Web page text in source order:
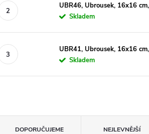
UBR46, Ubrousek, 16x16
Skladem
UBR41, Ubrousek, 16x16
Skladem
DOPORUČUJEME NEJLEVNĚJŠÍ